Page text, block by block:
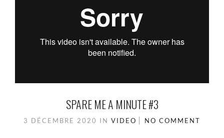
SPARE ME A MINUTE #3
3 DÉCEMBRE 2020 IN VIDEO NO COMMENT